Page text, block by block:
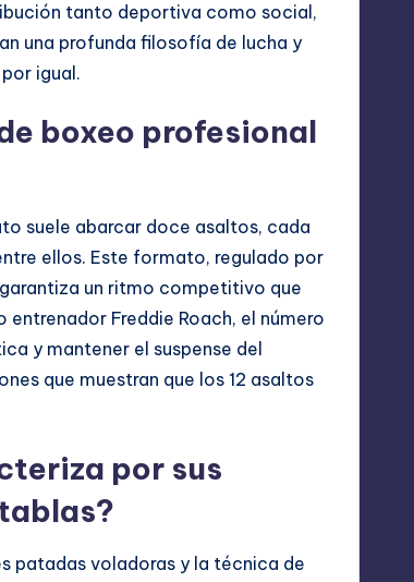
tanto deportiva como social,
una profunda filosofía de lucha y
igual.
boxeo profesional
suele abarcar doce asaltos, cada
ellos. Este formato, regulado por
un ritmo competitivo que
Freddie Roach, el número
y mantener el suspense del
que muestran que los 12 asaltos
por sus
patadas voladoras y la técnica de